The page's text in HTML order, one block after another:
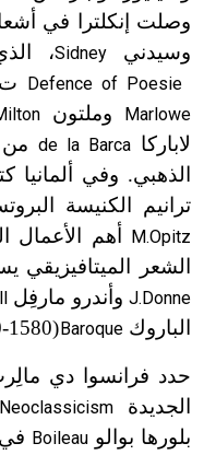
وصلت إنكلترا في
وسيدني Sidney،
Defence of Poesie
Marlowe وملتون
لاباركا de la Barca من
الذهبي. وفي ألمانيا
ترانيم الكنيسة
M.Opitz
الشعر
J.Donne وأندرو مارفِل
الباروك Baroque
(1580-1680
حدد فرانسوا دي
الجديدةNeoclassicism
بلورها بوالو Boileau